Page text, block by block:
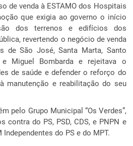
de venda à ESTAMO dos Hospitais
que exigia ao governo o início
dos terrenos e edifícios dos
revertendo o negócio de venda
de São José, Santa Marta, Santo
Miguel Bombarda e rejeitava o
de saúde e defender o reforço do
manutenção e reabilitação do seu
pelo Grupo Municipal “Os Verdes”,
do PS, PSD, CDS, e PNPN e
do PS e do MPT.